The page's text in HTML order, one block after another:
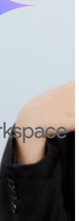
TB cho mỗi người